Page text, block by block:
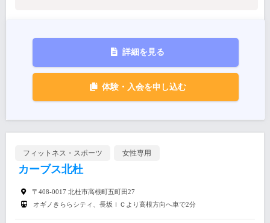
詳細を見る
体験・入会を申し込む
フィットネス・スポーツ 女性専用
カーブス北杜
〒408-0017 北杜市高根町五町田27
オギノきららシティ、長坂ＩＣより高根方向へ車で2分